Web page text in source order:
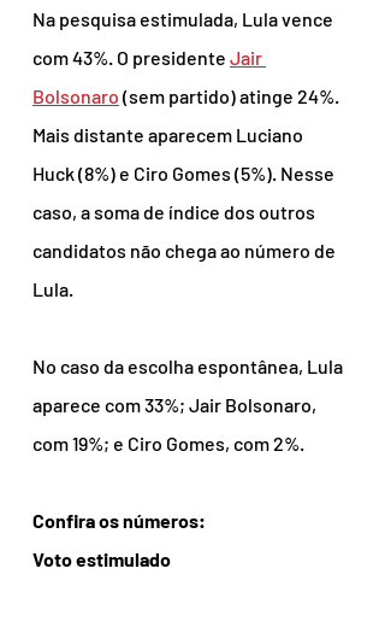
Na pesquisa estimulada, Lula vence
com 43%. O presidente Jair
Bolsonaro (sem partido) atinge 24%.
Mais distante aparecem Luciano
Huck (8%) e Ciro Gomes (5%). Nesse
caso, a soma de índice dos outros
candidatos não chega ao número de
Lula.
No caso da escolha espontânea, Lula
aparece com 33%; Jair Bolsonaro,
com 19%; e Ciro Gomes, com 2%.
Confira os números:
Voto estimulado